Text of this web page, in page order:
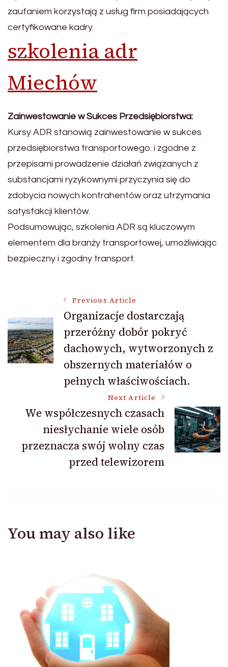
zaufaniem korzystają z usług firm posiadających
certyfikowane kadry.
szkolenia adr
Miechów
Zainwestowanie w Sukces Przedsiębiorstwa:
Kursy ADR stanowią zainwestowanie w sukces
przedsiębiorstwa transportowego. i zgodne z
przepisami prowadzenie działań związanych z
substancjami ryzykownymi przyczynia się do
zdobycia nowych kontrahentów oraz utrzymania
satysfakcji klientów.
Podsumowując, szkolenia ADR są kluczowym
elementem dla branży transportowej, umożliwiając
bezpieczny i zgodny transport.
Navigation
Previous Article
Organizacje dostarczają
przeróżny dobór pokryć
dachowych, wytworzonych z
obszernych materiałów o
pełnych właściwościach.
Next Article
We współczesnych czasach
niesłychanie wiele osób
przeznacza swój wolny czas
przed telewizorem
You may also like